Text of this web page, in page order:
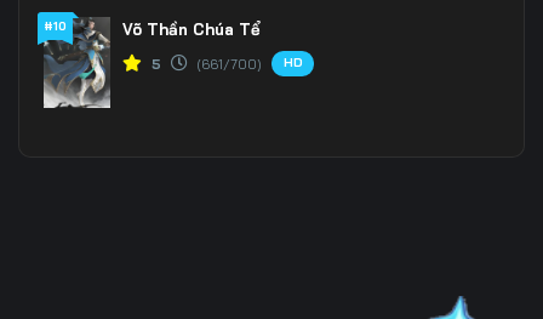
#10 Võ Thần Chúa Tể
5 (661/700) HD